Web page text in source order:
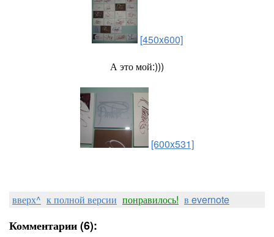
[450x600]
А это мой:)))
[600x531]
вверх^ к полной версии понравилось! в evernote
Комментарии (6):